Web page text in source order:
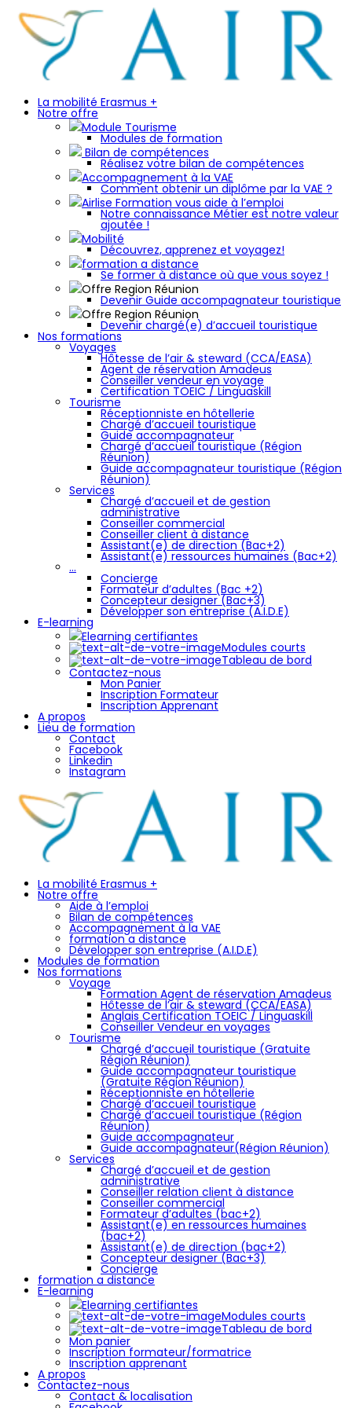
La mobilité Erasmus +
Notre offre
Module Tourisme
Modules de formation
Bilan de compétences
Réalisez votre bilan de compétences
Accompagnement à la VAE
Comment obtenir un diplôme par la VAE ?
Airlise Formation vous aide à l’emploi
Notre connaissance Métier est notre valeur
ajoutée !
Mobilité
Découvrez, apprenez et voyagez!
formation a distance
Se former à distance où que vous soyez !
Offre Region Réunion
Devenir Guide accompagnateur touristique
Offre Region Réunion
Devenir chargé(e) d’accueil touristique
Nos formations
Voyages
Hôtesse de l’air & steward (CCA/EASA)
Agent de réservation Amadeus
Conseiller vendeur en voyage
Certification TOEIC / Linguaskill
Tourisme
Réceptionniste en hôtellerie
Chargé d’accueil touristique
Guide accompagnateur
Chargé d’accueil touristique (Région
Réunion)
Guide accompagnateur touristique (Région
Réunion)
Services
Chargé d’accueil et de gestion
administrative
Conseiller commercial
Conseiller client à distance
Assistant(e) de direction (Bac+2)
Assistant(e) ressources humaines (Bac+2)
…
Concierge
Formateur d’adultes (Bac +2)
Concepteur designer (Bac+3)
Développer son entreprise (A.I.D.E)
E-learning
Elearning certifiantes
Modules courts
Tableau de bord
Contactez-nous
Mon Panier
Inscription Formateur
Inscription Apprenant
A propos
Lieu de formation
Contact
Facebook
Linkedin
Instagram
La mobilité Erasmus +
Notre offre
Aide à l’emploi
Bilan de compétences
Accompagnement à la VAE
formation a distance
Développer son entreprise (A.I.D.E)
Modules de formation
Nos formations
Voyage
Formation Agent de réservation Amadeus
Hôtesse de l’air & steward (CCA/EASA)
Anglais Certification TOEIC / Linguaskill
Conseiller Vendeur en voyages
Tourisme
Chargé d’accueil touristique (Gratuite
Région Réunion)
Guide accompagnateur touristique
(Gratuite Région Réunion)
Réceptionniste en hôtellerie
Chargé d’accueil touristique
Chargé d’accueil touristique (Région
Réunion)
Guide accompagnateur
Guide accompagnateur(Région Réunion)
Services
Chargé d’accueil et de gestion
administrative
Conseiller relation client à distance
Conseiller commercial
Formateur d’adultes (bac+2)
Assistant(e) en ressources humaines
(bac+2)
Assistant(e) de direction (bac+2)
Concepteur designer (Bac+3)
Concierge
formation a distance
E-learning
Elearning certifiantes
Modules courts
Tableau de bord
Mon panier
Inscription formateur/formatrice
Inscription apprenant
A propos
Contactez-nous
Contact & localisation